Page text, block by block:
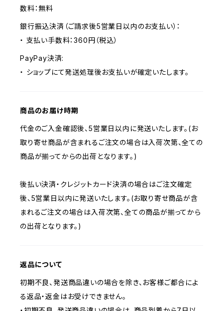
数料：無料
銀行振込決済（ご請求後5営業日以内のお支払い）：
・ 支払い手数料：360円（税込）
PayPay決済:
・ ショップにて発送処理後お支払いが確定いたします。
商品のお届け時期
代金のご入金確認後、5営業日以内に発送いたします。(お
取り寄せ商品が含まれるご注文の場合は入荷次第、全ての
商品が揃ってからの出荷となります。)
後払い決済・クレジットカード決済の場合はご注文確定
後、5営業日以内に発送いたします。(お取り寄せ商品が含
まれるご注文の場合は入荷次第、全ての商品が揃ってから
の出荷となります。)
返品について
初期不良、発送商品違いの場合を除き、お客様ご都合によ
る返品・返金はお受けできません。